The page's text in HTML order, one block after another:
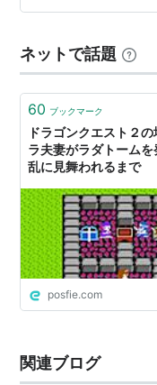
者の殆どが戦士、魔
勇気ある行動が次第
いく事になります
ネットで話題
60 ブックマーク
ドラゴンクエスト２
ラ夫妻がラダトーム
乱に見舞われるまで
posfie.com
関連ブログ